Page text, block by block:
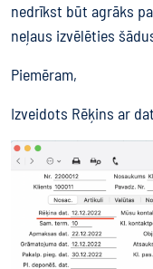
nedrīkst būt agrāks
neļaus izvēlēties
Piemēram,
Izveidots Rēķins ar